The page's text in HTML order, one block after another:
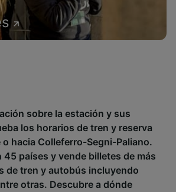
sobre la estación y sus
los horarios de tren y reserva
hacia Colleferro-Segni-Paliano.
45 países y vende billetes de más
de tren y autobús incluyendo
otras. Descubre a dónde